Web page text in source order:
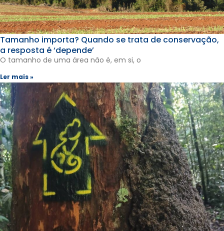
Tamanho importa? Quando se trata de conservação,
a resposta é ‘depende’
O tamanho de uma área não é, em si, o
Ler mais »